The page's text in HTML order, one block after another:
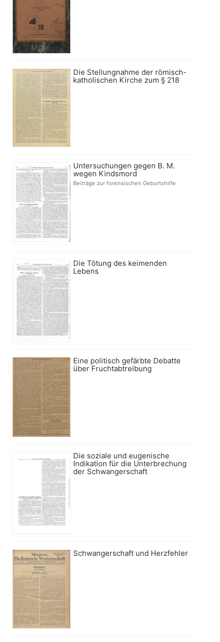
Die Stellungnahme der römisch-
katholischen Kirche zum § 218
Untersuchungen gegen B. M.
wegen Kindsmord
Beiträge zur forensischen Geburtshilfe
Die Tötung des keimenden
Lebens
Eine politisch gefärbte Debatte
über Fruchtabtreibung
Die soziale und eugenische
Indikation für die Unterbrechung
der Schwangerschaft
Schwangerschaft und Herzfehler